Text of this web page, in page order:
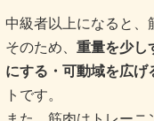
中級者以上になると、
そのため、 重量を少し
にする・可動域を広げ
トです。